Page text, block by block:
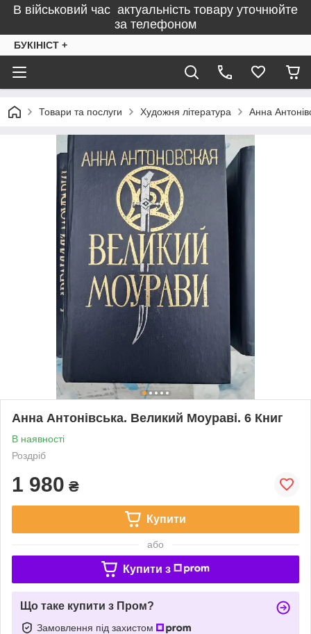
В військовий час актуальність товару уточнюйте
за телефоном
БУКІНІСТ +
Товари та послуги Художня література Анна
Анна Антонівська. Великий Моураві. 6 Книг
В наявності
Роздріб
1 980 ₴
Купити
або
Купити з
Що таке купити з Пром?
Замовлення під захистом